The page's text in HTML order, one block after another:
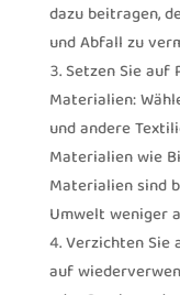
dazu beitragen,
und Abfall zu
Setzen Sie auf
Materialien:
und andere
Materialien wie
Materialien sind
Umwelt weniger
Verzichten Sie
auf